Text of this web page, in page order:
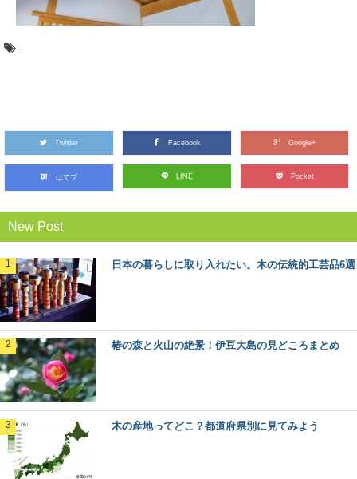
で比べてみました
木材の種類には「針葉樹」と「広葉樹」があるのはご存
大島。 火山に温泉、美味しい海の幸など、椿...
スコ世界文化遺産に登録された、島根県大田市にあ...
-
Twitter Facebook Google+
はてブ LINE Pocket
New Post
日本の暮らしに取り入れたい。木の伝統的工芸品6選
椿の森と火山の絶景！伊豆大島の見どころまとめ
木の産地ってどこ？都道府県別に見てみよう